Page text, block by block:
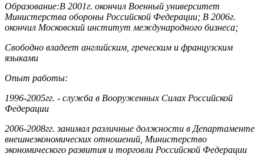
Образование:В 2001г. окончил Военный университет
Министерства обороны Российской Федерации; В 2006г.
окончил Московский институт международного бизнеса;
Свободно владеет английским, греческим и французским
языками
Опыт работы:
1996-2005гг. - служба в Вооруженных Силах Российской
Федерации
2006-2008гг. занимал различные должности в Департаменте
внешнеэкономических отношений, Министерство
экономического развития и торговли Российской Федерации